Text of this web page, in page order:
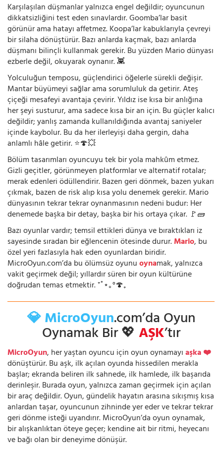
Karşılaşılan düşmanlar yalnızca engel değildir; oyuncunun
dikkatsizliğini test eden sınavlardır. Goomba’lar basit
görünür ama hatayı affetmez. Koopa’lar kabuklarıyla çevreyi
bir silaha dönüştürür. Bazı anlarda kaçmak, bazı anlarda
düşmanı bilinçli kullanmak gerekir. Bu yüzden Mario dünyası
ezberle değil, okuyarak oynanır. 👾
Yolculuğun temposu, güçlendirici öğelerle sürekli değişir.
Mantar büyümeyi sağlar ama sorumluluk da getirir. Ateş
çiçeği mesafeyi avantaja çevirir. Yıldız ise kısa bir anlığına
her şeyi susturur, ama sadece kısa bir an için. Bu güçler kalıcı
değildir; yanlış zamanda kullanıldığında avantaj saniyeler
içinde kaybolur. Bu da her ilerleyişi daha gergin, daha
anlamlı hâle getirir. ⭐🍄💥
Bölüm tasarımları oyuncuyu tek bir yola mahkûm etmez.
Gizli geçitler, görünmeyen platformlar ve alternatif rotalar;
merak edenleri ödüllendirir. Bazen geri dönmek, bazen yukarı
çıkmak, bazen de risk alıp kısa yolu denemek gerekir. Mario
dünyasının tekrar tekrar oynanmasının nedeni budur: Her
denemede başka bir detay, başka bir his ortaya çıkar. 🚩🧱
Bazı oyunlar vardır; temsil ettikleri dünya ve bıraktıkları iz
sayesinde sıradan bir eğlencenin ötesinde durur.Mario, bu
özel yeri fazlasıyla hak eden oyunlardan biridir.
MicroOyun.com’da bu ölümsüz oyunuoynamak, yalnızca
vakit geçirmek değil; yıllardır süren bir oyun kültürüne
doğrudan temas etmektir. ⁺˚⋆｡°🍄₊
💎 MicroOyun.com’da Oyun
Oynamak Bir 💖AŞK’tır
MicroOyun, her yaştan oyuncu için oyun oynamayıaşka ❤️
dönüştürür. Bu aşk, ilk açılan oyunda hissedilen merakla
başlar; ekranda beliren ilk sahnede, ilk hamlede, ilk başarıda
derinleşir. Burada oyun, yalnızca zaman geçirmek için açılan
bir araç değildir. Oyun, gündelik hayatın arasına sıkışmış kısa
anlardan taşar, oyuncunun zihninde yer eder ve tekrar tekrar
geri dönme isteği uyandırır. MicroOyun’da oyun oynamak,
bir alışkanlıktan öteye geçer; kendine ait bir ritmi, heyecanı
ve bağı olan bir deneyime dönüşür.